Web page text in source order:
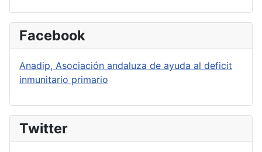
Facebook
Anadip, Asociación andaluza de ayuda al deficit
inmunitario primario
Twitter